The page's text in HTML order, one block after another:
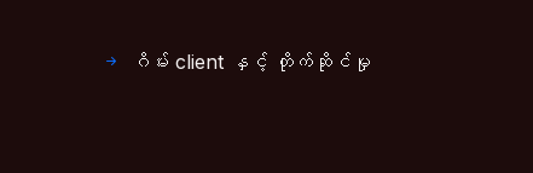
ဂိမ်း client နှင့် တိုက်ဆိုင်မှု